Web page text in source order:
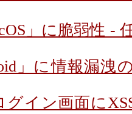
」に脆弱性 -
」に情報漏洩
グイン画面に